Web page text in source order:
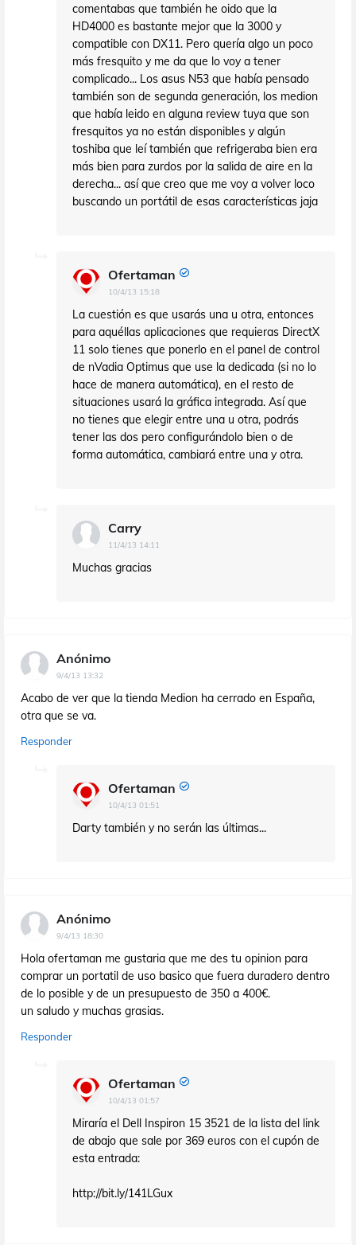
comentabas que también he oido que la
HD4000 es bastante mejor que la 3000 y
compatible con DX11. Pero quería algo un poco
más fresquito y me da que lo voy a tener
complicado... Los asus N53 que había pensado
también son de segunda generación, los medion
que había leido en alguna review tuya que son
fresquitos ya no están disponibles y algún
toshiba que leí también que refrigeraba bien era
más bien para zurdos por la salida de aire en la
derecha... así que creo que me voy a volver loco
buscando un portátil de esas características jaja
Ofertaman
10/4/13 15:18
La cuestión es que usarás una u otra, entonces
para aquéllas aplicaciones que requieras DirectX
11 solo tienes que ponerlo en el panel de control
de nVadia Optimus que use la dedicada (si no lo
hace de manera automática), en el resto de
situaciones usará la gráfica integrada. Así que
no tienes que elegir entre una u otra, podrás
tener las dos pero configurándolo bien o de
forma automática, cambiará entre una y otra.
Carry
11/4/13 14:11
Muchas gracias
Anónimo
9/4/13 13:32
Acabo de ver que la tienda Medion ha cerrado en España,
otra que se va.
Responder
Ofertaman
10/4/13 01:51
Darty también y no serán las últimas...
Anónimo
9/4/13 18:30
Hola ofertaman me gustaria que me des tu opinion para
comprar un portatil de uso basico que fuera duradero dentro
de lo posible y de un presupuesto de 350 a 400€.
un saludo y muchas grasias.
Responder
Ofertaman
10/4/13 01:57
Miraría el Dell Inspiron 15 3521 de la lista del link
de abajo que sale por 369 euros con el cupón de
esta entrada:
http://bit.ly/141LGux